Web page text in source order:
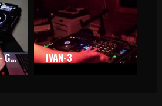
KIKO NAVARRO – GARITO CAFÉ IVAN-3